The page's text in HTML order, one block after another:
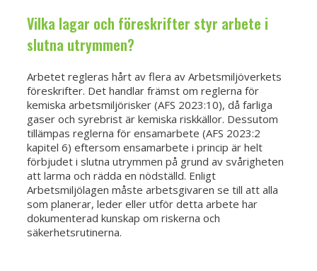
Vilka lagar och föreskrifter styr arbete i
slutna utrymmen?
Arbetet regleras hårt av flera av Arbetsmiljöverkets
föreskrifter. Det handlar främst om reglerna för
kemiska arbetsmiljörisker (AFS 2023:10), då farliga
gaser och syrebrist är kemiska riskkällor. Dessutom
tillämpas reglerna för ensamarbete (AFS 2023:2
kapitel 6) eftersom ensamarbete i princip är helt
förbjudet i slutna utrymmen på grund av svårigheten
att larma och rädda en nödställd. Enligt
Arbetsmiljölagen måste arbetsgivaren se till att alla
som planerar, leder eller utför detta arbete har
dokumenterad kunskap om riskerna och
säkerhetsrutinerna.